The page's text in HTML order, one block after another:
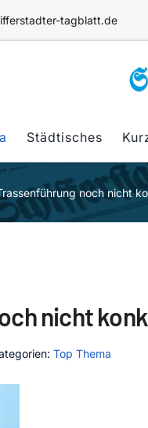
tagblatt.de
Städtisches
noch nicht
nicht
Top Thema